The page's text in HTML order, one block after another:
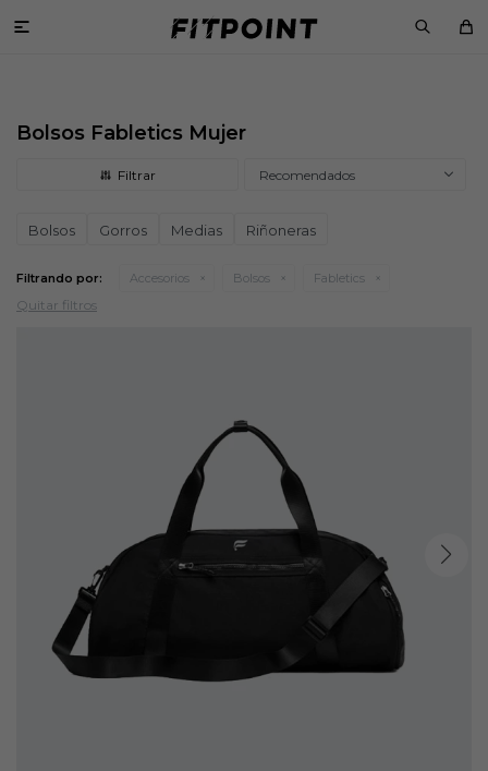

Bolsos Fabletics Mujer
Recomendados
Bolsos Gorros Medias Riñoneras
Filtrando por: Accesorios Bolsos Fabletics
Quitar filtros